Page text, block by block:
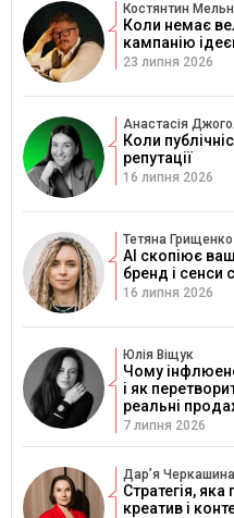
Костянтин
Коли немає
кампанію
23 липня 2026
Анастасія
Коли
репутації
16 липня 2026
Тетяна Грищенко
AI скопіює
бренд і сенси
16 липня 2026
Юлія Віщук
Чому
і як
реальні
7 липня 2026
Дарʼя Черкашина
Стратегія,
креатив і